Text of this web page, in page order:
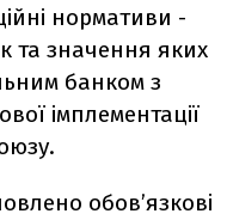
нормативи -
та значення яких
банком з
імплементації
обов’язкові